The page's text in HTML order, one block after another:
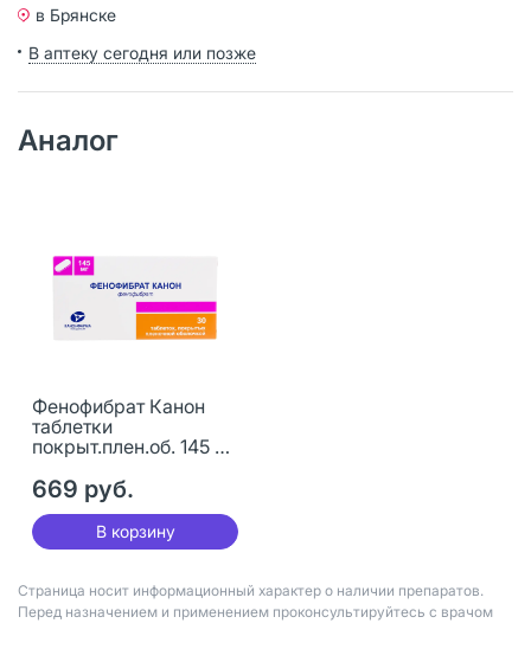
в Брянске
В аптеку сегодня или позже
Аналог
Фенофибрат Канон
таблетки
покрыт.плен.об. 145 мг
669 руб.
В корзину
Страница носит информационный характер о наличии препаратов.
Перед назначением и применением проконсультируйтесь с врачом